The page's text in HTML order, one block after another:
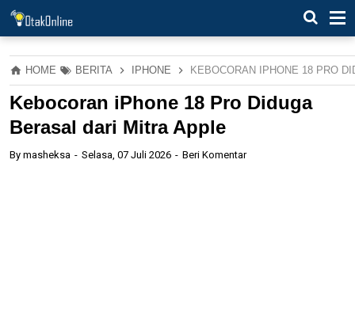
HOME BERITA IPHONE KEBOCORAN IPHONE 18 PRO
Kebocoran iPhone 18 Pro Diduga
Berasal dari Mitra Apple
By masheksa Selasa, 07 Juli 2026 Beri Komentar